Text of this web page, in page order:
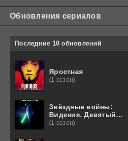
Обновления сериалов
Последние 10 обновлений
Яростная
(1 сезон)
Звёздные войны:
Видения. Девятый
джедай
(1 сезон)